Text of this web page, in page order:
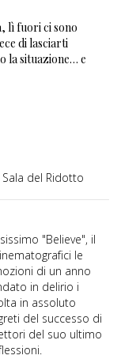
lì fuori ci sono
di lasciarti
la situazione… e
Sala del Ridotto
"Believe", il
le
di un anno
in delirio i
in assoluto
del successo di
del suo ultimo